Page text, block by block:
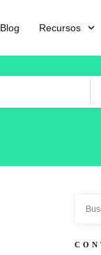
Blog Recursos